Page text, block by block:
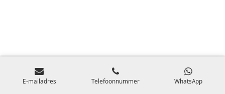
E-mailadres Telefoonnummer WhatsApp